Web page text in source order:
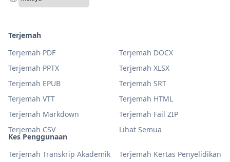
Kes Penggunaan
Terjemah Transkrip Akademik
Terjemah Kertas Penyelidikan
Terjemah
Terjemah PDF
Terjemah DOCX
Terjemah PPTX
Terjemah XLSX
Terjemah EPUB
Terjemah SRT
Terjemah VTT
Terjemah HTML
Terjemah Markdown
Terjemah Fail ZIP
Terjemah CSV
Lihat Semua